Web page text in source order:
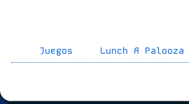
Juegos Lunch A Palooza